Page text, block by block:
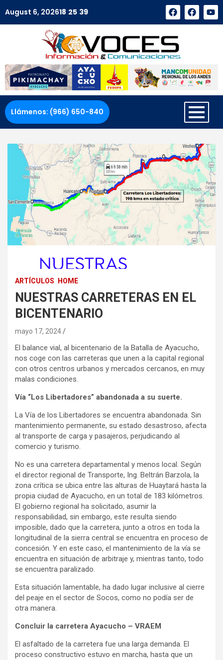
18:25:40
August 6, 2026
Llámenos: (966) 650-840
ARTÍCULOS HOME
NUESTRAS CARRETERAS EN EL
BICENTENARIO
mayo 17, 2024
El balance vial, al bicentenario de la Batalla de Ayacucho,
nos coge con las carreteras que unen a la capital regional
con otros centros urbanos y mercados cercanos, en muy
malas condiciones.
Vía “Los Libertadores” abandonada a su suerte.
La Vía de los Libertadores se encuentra abandonada. Sin
mantenimiento permanente, su estado desastroso, afecta
al transporte de carga y pasajeros, perjudicando al
comercio y turismo.
No es una carretera departamental y menos local. Según
el director regional de Transporte, Ing. Beltrán Barzola, la
zona crítica se ubica entre las alturas de Huaytará hasta la
propia ciudad de Ayacucho, en un total de 183 kilómetros.
El gobierno regional ha solicitado, asumir la
responsabilidad, sin embargo, este resulta siendo
imposible, dado que la carretera, junto a otros en toda la
longitudinal de la sierra central se encuentra en proceso de
concesión. Y en este caso, el mantenimiento de la vía se
encuentra en situación de arbitraje y, mientras tanto, todo
se encuentra paralizado.
Esta situación lamentable, ha dado lugar inclusive al cierre
del peaje en el sector de Socos, como no podía ser de
otra manera.
Concluir la carretera Ayacucho – VRAEM
El asfaltado de la carretera fue una larga demanda. El
proceso constructivo estuvo en marcha, hasta que un